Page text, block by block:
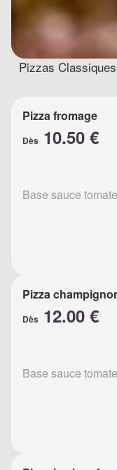
Pizzas
Pizza fromage
Dès 10.50 €
Base sauce
Pizza
Dès 12.00 €
Base sauce